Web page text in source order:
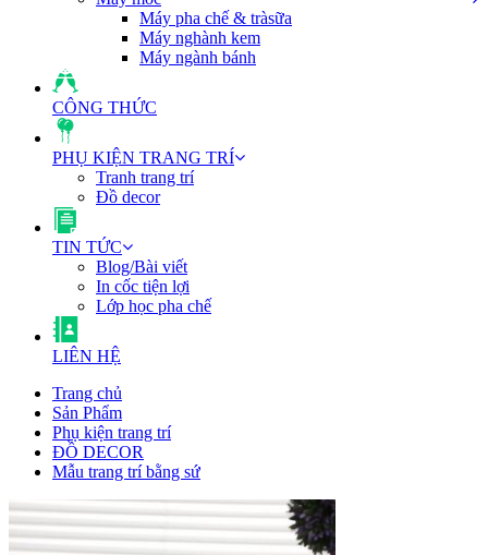
Máy pha chế & tràsữa
Máy nghành kem
Máy ngành bánh
CÔNG THỨC
PHỤ KIỆN TRANG TRÍ
Tranh trang trí
Đồ decor
TIN TỨC
Blog/Bài viết
In cốc tiện lợi
Lớp học pha chế
LIÊN HỆ
Trang chủ
Sản Phẩm
Phụ kiện trang trí
ĐỒ DECOR
Mẫu trang trí bằng sứ